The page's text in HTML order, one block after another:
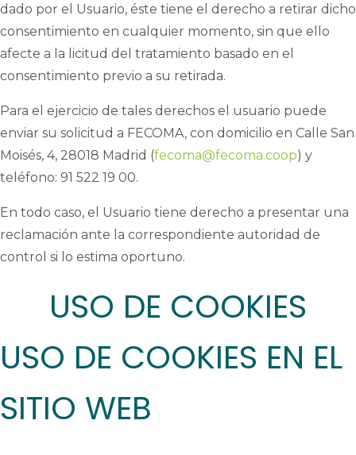
dado por el Usuario, éste tiene el derecho a retirar dicho
consentimiento en cualquier momento, sin que ello
afecte a la licitud del tratamiento basado en el
consentimiento previo a su retirada.
Para el ejercicio de tales derechos el usuario puede
enviar su solicitud a FECOMA, con domicilio en Calle San
Moisés, 4, 28018 Madrid (fecoma@fecoma.coop) y
teléfono: 91 522 19 00.
En todo caso, el Usuario tiene derecho a presentar una
reclamación ante la correspondiente autoridad de
control si lo estima oportuno.
USO DE COOKIES
USO DE COOKIES EN EL
SITIO WEB